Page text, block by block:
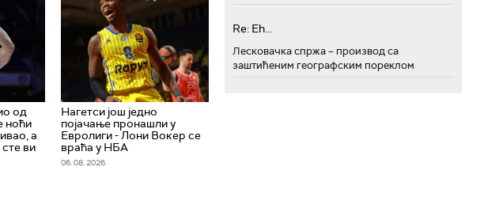
од
ноћи
а
ви
Нагетси још једно
појачање пронашли у
Евролиги - Лони Вокер се
враћа у НБА
06. 08. 2026.
Re: Eh...
Лесковачка спржа – производ са
заштићеним географским пореклом